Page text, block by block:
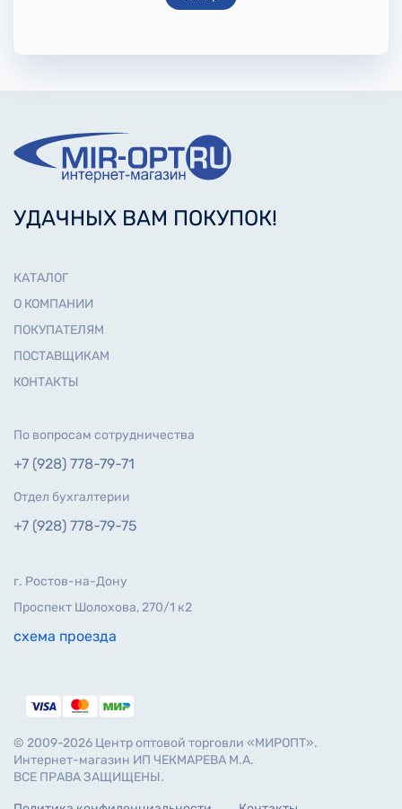
УДАЧНЫХ ВАМ ПОКУПОК!
КАТАЛОГ
О КОМПАНИИ
ПОКУПАТЕЛЯМ
ПОСТАВЩИКАМ
КОНТАКТЫ
По вопросам сотрудничества
+7 (928) 778-79-71
Отдел бухгалтерии
+7 (928) 778-79-75
г. Ростов-на-Дону
Проспект Шолохова, 270/1 к2
схема проезда
© 2009-2026 Центр оптовой торговли «МИРОПТ».
Интернет-магазин ИП ЧЕКМАРЕВА М.А.
ВСЕ ПРАВА ЗАЩИЩЕНЫ.